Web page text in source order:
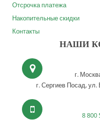
Отсрочка платежа
Накопительные скидки
Контакты
НАШИ
г.
г. Сергиев Посад,ул.
8 800